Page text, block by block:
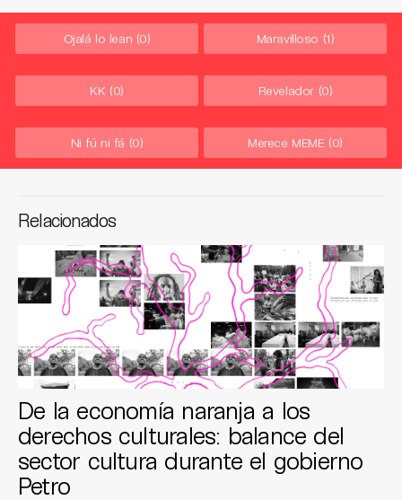
Ojalá lo lean (0) Maravilloso (1)
KK (0) Revelador (0)
Ni fú ni fá (0) Merece MEME (0)
Relacionados
De la economía naranja a los
derechos culturales: balance del
sector cultura durante el gobierno
Petro